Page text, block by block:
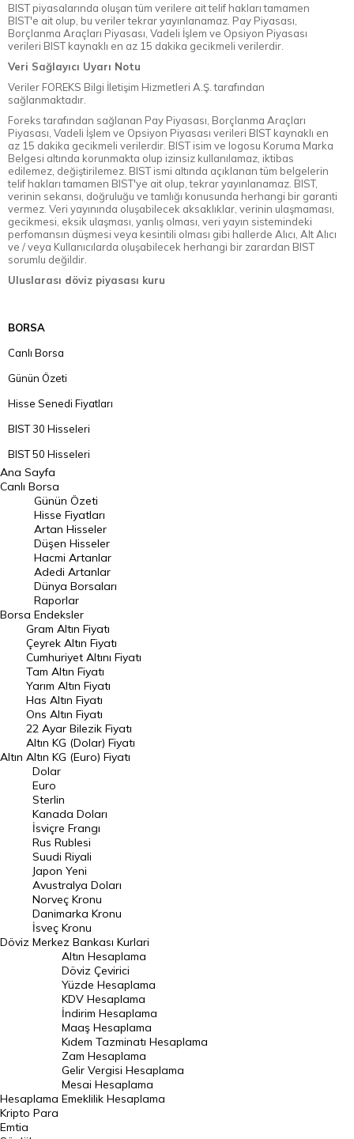
BIST piyasalarında oluşan tüm verilere ait telif hakları tamamen
BIST'e ait olup, bu veriler tekrar yayınlanamaz. Pay Piyasası,
Borçlanma Araçları Piyasası, Vadeli İşlem ve Opsiyon Piyasası
verileri BIST kaynaklı en az 15 dakika gecikmeli verilerdir.
Veri Sağlayıcı Uyarı Notu
Veriler FOREKS Bilgi İletişim Hizmetleri A.Ş. tarafından
sağlanmaktadır.
Foreks tarafından sağlanan Pay Piyasası, Borçlanma Araçları
Piyasası, Vadeli İşlem ve Opsiyon Piyasası verileri BIST kaynaklı en
az 15 dakika gecikmeli verilerdir. BIST isim ve logosu Koruma Marka
Belgesi altında korunmakta olup izinsiz kullanılamaz, iktibas
edilemez, değiştirilemez. BIST ismi altında açıklanan tüm belgelerin
telif hakları tamamen BIST'ye ait olup, tekrar yayınlanamaz. BIST,
verinin sekansı, doğruluğu ve tamlığı konusunda herhangi bir garanti
vermez. Veri yayınında oluşabilecek aksaklıklar, verinin ulaşmaması,
gecikmesi, eksik ulaşması, yanlış olması, veri yayın sistemindeki
perfomansın düşmesi veya kesintili olması gibi hallerde Alıcı, Alt Alıcı
ve / veya Kullanıcılarda oluşabilecek herhangi bir zarardan BIST
sorumlu değildir.
Uluslarası döviz piyasası kuru
BORSA
Canlı Borsa
Günün Özeti
Hisse Senedi Fiyatları
BIST 30 Hisseleri
BIST 50 Hisseleri
BIST 100 Hisseleri
En Çok Artan Hisseler
En Çok Düşen Hisseler
Hacmi Artanlar
Geçmiş Kapanışlar
Dünya Borsaları
Raporlar
Endeksler
DÖVİZ
Döviz Kuru
Dolar Kuru
Euro Kuru
Pound Kuru
Frank Kuru
Riyal Kuru
Avustralya Doları
Danimarka Kronu Kuru
Kanada Doları Kuru
Norveç Kronu Kuru
İsveç Kronu Kuru
Japon Yeni Kuru
Serbest Piyasa Döviz Kurları
Merkez Bankası Döviz Kurları
Altın Fiyatları
Gram Altın Fiyatı
Ana Sayfa
Canlı Borsa
Borsa
Günün Özeti
Hisse Fiyatları
Artan Hisseler
Düşen Hisseler
Hacmi Artanlar
Adedi Artanlar
Dünya Borsaları
Raporlar
Endeksler
Altın
Gram Altın Fiyatı
Çeyrek Altın Fiyatı
Cumhuriyet Altını Fiyatı
Tam Altın Fiyatı
Yarım Altın Fiyatı
Has Altın Fiyatı
Ons Altın Fiyatı
22 Ayar Bilezik Fiyatı
Altın KG (Dolar) Fiyatı
Altın KG (Euro) Fiyatı
Döviz
Dolar
Euro
Sterlin
Kanada Doları
İsviçre Frangı
Rus Rublesi
Suudi Riyali
Japon Yeni
Avustralya Doları
Norveç Kronu
Danimarka Kronu
İsveç Kronu
Merkez Bankası Kurlari
Hesaplama
Altın Hesaplama
Döviz Çevirici
Yüzde Hesaplama
KDV Hesaplama
İndirim Hesaplama
Maaş Hesaplama
Kıdem Tazminatı Hesaplama
Zam Hesaplama
Gelir Vergisi Hesaplama
Mesai Hesaplama
Emeklilik Hesaplama
Kripto Para
Emtia